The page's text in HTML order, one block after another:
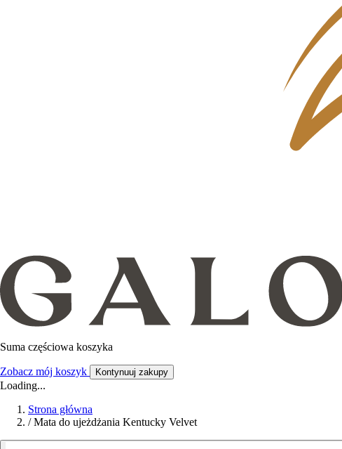
Suma częściowa koszyka
Zobacz mój koszyk Kontynuuj zakupy
Loading...
Strona główna
/ Mata do ujeżdżania Kentucky Velvet